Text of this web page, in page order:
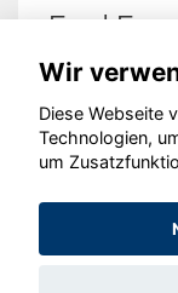
Ford Focus
©
Wir
Diese Webseite
Technologien,
um